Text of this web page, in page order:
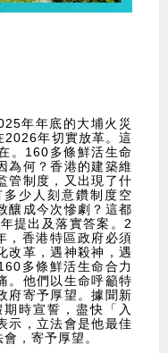
年年底的大埔火災
2026年切實放革。這
。160多條鮮活生命
為何？香港的建築維
管制度，又出現了什
少人刻意鑽制度空
釀成今次慘劇？這都
提出及落實答案。2
，香港特區政府必須
改革，遇神殺神，遇
多條鮮活生命合力
。他們以生命呼籲特
府寄予厚望。據聞新
時宣誓，盡快「入
示，立法會是他最佳
，寄予厚望。